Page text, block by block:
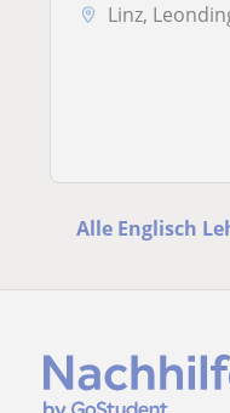
Linz,
Alle Englisch